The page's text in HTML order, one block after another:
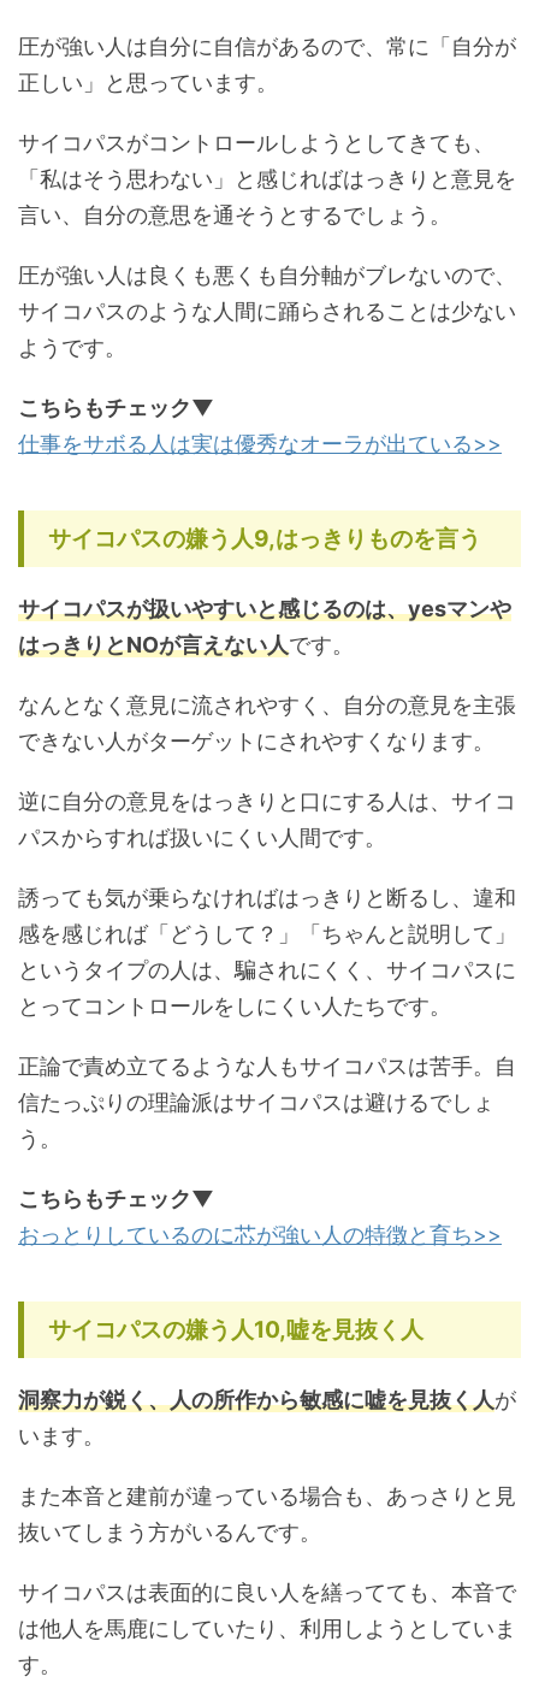
圧が強い人は自分に自信があるので、常に「自分が
正しい」と思っています。
サイコパスがコントロールしようとしてきても、
「私はそう思わない」と感じればはっきりと意見を
言い、自分の意思を通そうとするでしょう。
圧が強い人は良くも悪くも自分軸がブレないので、
サイコパスのような人間に踊らされることは少ない
ようです。
こちらもチェック▼
仕事をサボる人は実は優秀なオーラが出ている>>
サイコパスの嫌う人9,はっきりものを言う
サイコパスが扱いやすいと感じるのは、yesマンや
はっきりとNOが言えない人です。
なんとなく意見に流されやすく、自分の意見を主張
できない人がターゲットにされやすくなります。
逆に自分の意見をはっきりと口にする人は、サイコ
パスからすれば扱いにくい人間です。
誘っても気が乗らなければはっきりと断るし、違和
感を感じれば「どうして？」「ちゃんと説明して」
というタイプの人は、騙されにくく、サイコパスに
とってコントロールをしにくい人たちです。
正論で責め立てるような人もサイコパスは苦手。自
信たっぷりの理論派はサイコパスは避けるでしょ
う。
こちらもチェック▼
おっとりしているのに芯が強い人の特徴と育ち>>
サイコパスの嫌う人10,嘘を見抜く人
洞察力が鋭く、人の所作から敏感に嘘を見抜く人が
います。
また本音と建前が違っている場合も、あっさりと見
抜いてしまう方がいるんです。
サイコパスは表面的に良い人を繕ってても、本音で
は他人を馬鹿にしていたり、利用しようとしていま
す。